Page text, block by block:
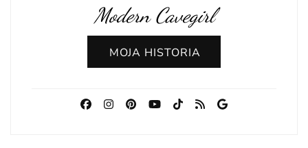
Modern Cavegirl
MOJA HISTORIA